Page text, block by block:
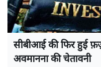
सीबीआई की फिर हुई
अवमानना ​​की चेतावनी